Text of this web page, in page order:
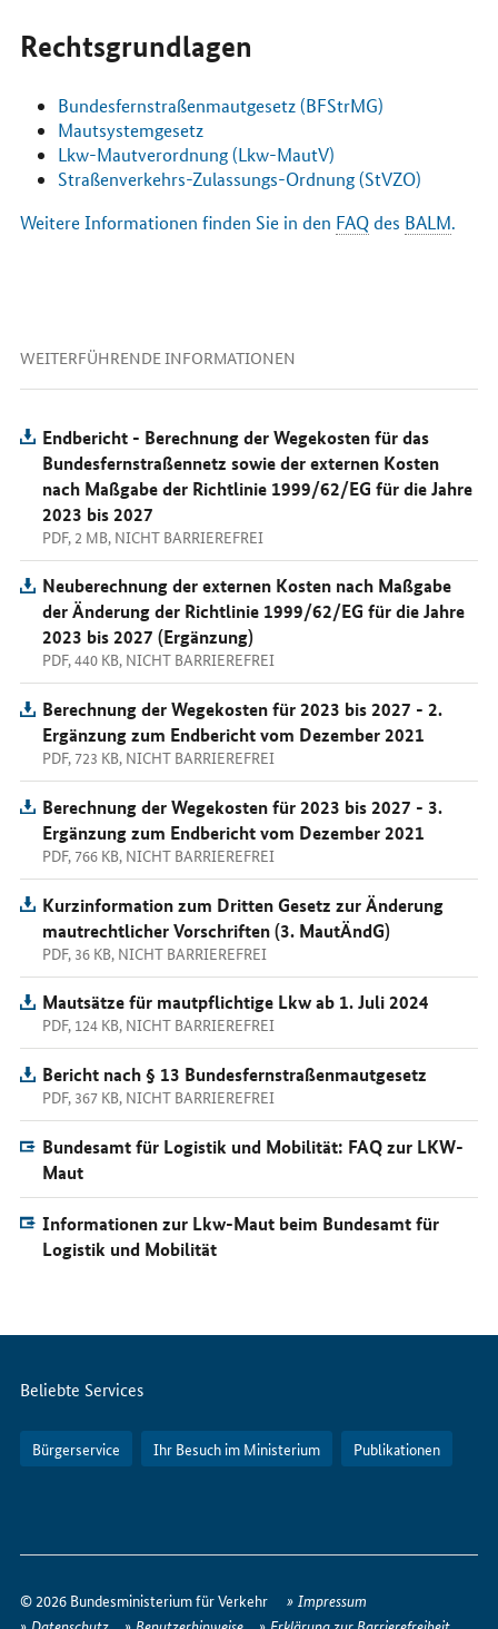
Rechtsgrundlagen
Bundesfernstraßenmautgesetz (BFStrMG)
Mautsystemgesetz
Lkw-Mautverordnung (Lkw-MautV)
Straßenverkehrs-Zulassungs-Ordnung (StVZO)
Weitere Informationen finden Sie in den FAQdes BALM.
WEITERFÜHRENDE INFORMATIONEN
Endbericht - Berechnung der Wegekosten für das
Bundesfernstraßennetz sowie der externen Kosten
nach Maßgabe der Richtlinie 1999/62/EG für die Jahre
2023 bis 2027
PDF, 2 MB, NICHT BARRIEREFREI
Neuberechnung der externen Kosten nach Maßgabe
der Änderung der Richtlinie 1999/62/EG für die Jahre
2023 bis 2027 (Ergänzung)
PDF, 440 KB, NICHT BARRIEREFREI
Berechnung der Wegekosten für 2023 bis 2027 - 2.
Ergänzung zum Endbericht vom Dezember 2021
PDF, 723 KB, NICHT BARRIEREFREI
Berechnung der Wegekosten für 2023 bis 2027 - 3.
Ergänzung zum Endbericht vom Dezember 2021
PDF, 766 KB, NICHT BARRIEREFREI
Kurzinformation zum Dritten Gesetz zur Änderung
mautrechtlicher Vorschriften (3. MautÄndG)
PDF, 36 KB, NICHT BARRIEREFREI
Mautsätze für mautpflichtige Lkw ab 1. Juli 2024
PDF, 124 KB, NICHT BARRIEREFREI
Bericht nach § 13 Bundesfernstraßenmautgesetz
PDF, 367 KB, NICHT BARRIEREFREI
Bundesamt für Logistik und Mobilität: FAQ zur LKW-
Maut
Informationen zur Lkw-Maut beim Bundesamt für
Logistik und Mobilität
Servicemenü
Beliebte Services
Bürgerservice Ihr Besuch im Ministerium Publikationen
erreichen
Sie
© 2026 Bundesministerium für Verkehr
Impressum